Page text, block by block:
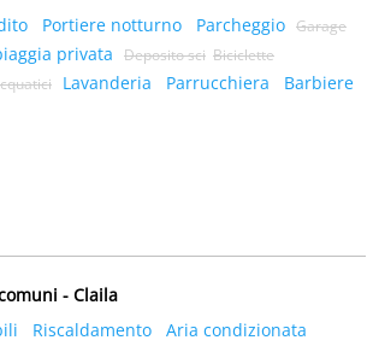
Portiere notturno Parcheggio Garage
privata Deposito sci Biciclette
Lavanderia Parrucchiera Barbiere
- Claila
Riscaldamento
Aria condizionata